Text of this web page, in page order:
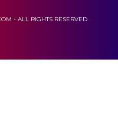
- ALL RIGHTS RESERVED